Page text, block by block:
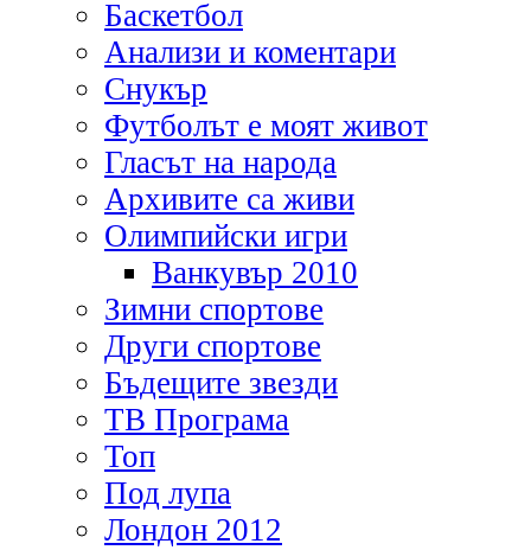
Баскетбол
Анализи и коментари
Снукър
Футболът е моят живот
Гласът на народа
Архивите са живи
Олимпийски игри
Ванкувър 2010
Зимни спортове
Други спортове
Бъдещите звезди
ТВ Програма
Топ
Под лупа
Лондон 2012